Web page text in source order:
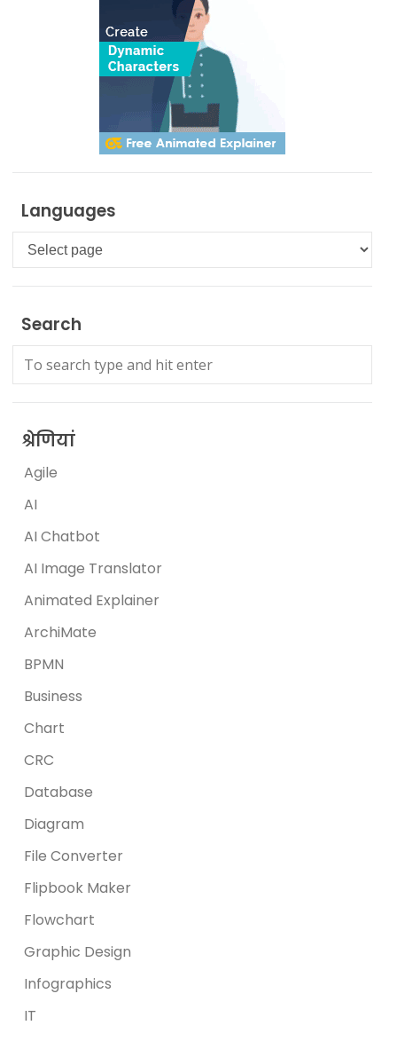
Languages
Languages
Search
श्रेणियां
Agile
AI
AI Chatbot
AI Image Translator
Animated Explainer
ArchiMate
BPMN
Business
Chart
CRC
Database
Diagram
File Converter
Flipbook Maker
Flowchart
Graphic Design
Infographics
IT